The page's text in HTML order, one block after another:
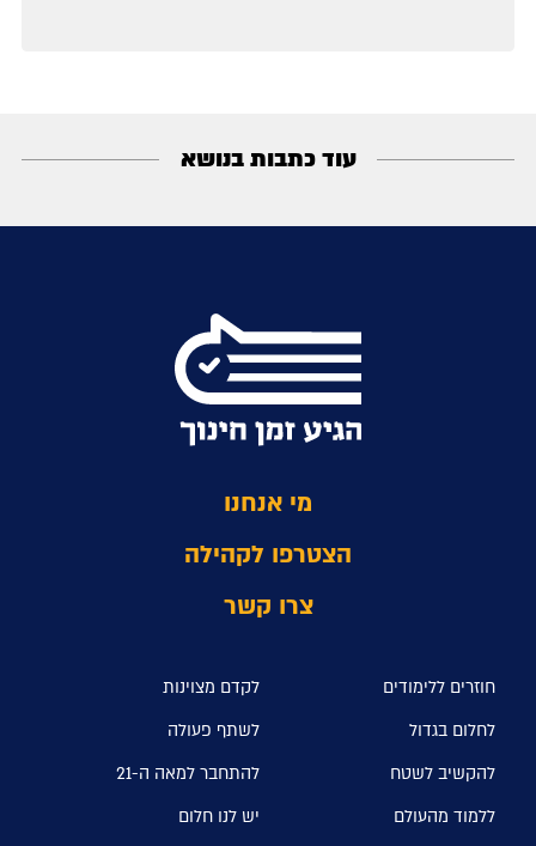
עוד כתבות בנושא
מי אנחנו
הצטרפו לקהילה
צרו קשר
חוזרים ללימודים
לקדם מצוינות
לחלום בגדול
לשתף פעולה
להקשיב לשטח
להתחבר למאה ה-21
ללמוד מהעולם
יש לנו חלום